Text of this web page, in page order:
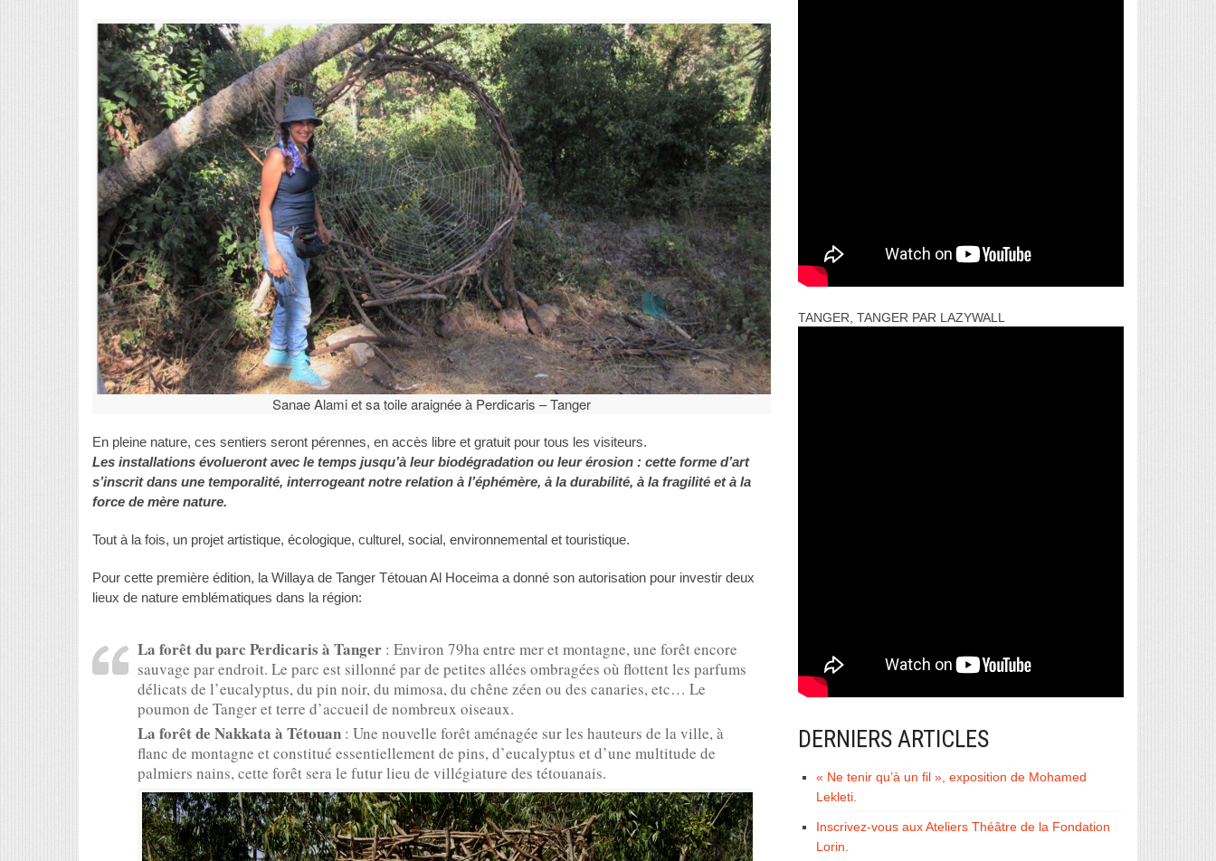
Sanae Alami et sa toile araignée à Perdicaris – Tanger
En pleine nature, ces sentiers seront pérennes, en accès libre et gratuit pour tous les visiteurs.
Les installations évolueront avec le temps jusqu’à leur biodégradation ou leur érosion : cette forme d’art
s’inscrit dans une temporalité, interrogeant notre relation à l’éphémère, à la durabilité, à la fragilité et à la
force de mère nature.
Tout à la fois, un projet artistique, écologique, culturel, social, environnemental et touristique.
Pour cette première édition, la Willaya de Tanger Tétouan Al Hoceima a donné son autorisation pour investir deux
lieux de nature emblématiques dans la région:
La forêt du parc Perdicaris à Tanger : Environ 79ha entre mer et montagne, une forêt encore
sauvage par endroit. Le parc est sillonné par de petites allées ombragées où flottent les parfums
délicats de l’eucalyptus, du pin noir, du mimosa, du chêne zéen ou des canaries, etc… Le
poumon de Tanger et terre d’accueil de nombreux oiseaux.
La forêt de Nakkata à Tétouan : Une nouvelle forêt aménagée sur les hauteurs de la ville, à
flanc de montagne et constitué essentiellement de pins, d’eucalyptus et d’une multitude de
palmiers nains, cette forêt sera le futur lieu de villégiature des tétouanais.
TANGER, TANGER PAR LAZYWALL
DERNIERS ARTICLES
« Ne tenir qu’à un fil », exposition de Mohamed
Lekleti.
Inscrivez-vous aux Ateliers Théâtre de la Fondation
Lorin.